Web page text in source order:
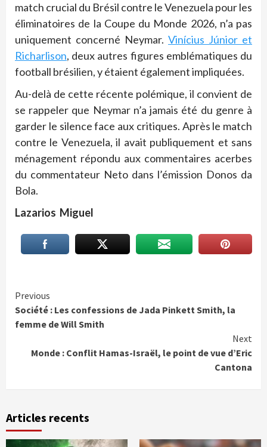
match crucial du Brésil contre le Venezuela pour les
éliminatoires de la Coupe du Monde 2026, n’a pas
uniquement concerné Neymar. Vinícius Júnior et
Richarlison, deux autres figures emblématiques du
football brésilien, y étaient également impliquées.
Au-delà de cette récente polémique, il convient de
se rappeler que Neymar n’a jamais été du genre à
garder le silence face aux critiques. Après le match
contre le Venezuela, il avait publiquement et sans
ménagement répondu aux commentaires acerbes
du commentateur Neto dans l’émission Donos da
Bola.
Lazarios Miguel
Continue
Reading
Previous
Société : Les confessions de Jada Pinkett Smith, la
femme de Will Smith
Next
Monde : Conflit Hamas-Israël, le point de vue d’Eric
Cantona
Articles recents